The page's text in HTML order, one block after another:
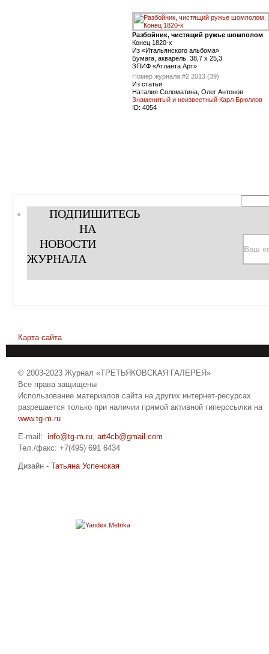
Разбойник, чистящий ружье шомполом
Конец 1820-х
Из «Итальянского альбома»
Бумага, акварель. 38,7 x 25,3
ЗПИФ «Атланта Арт»
Номер журнала:#2 2013 (39)
Из статьи:
Наталия Соломатина, Олег Антонов
Знаменитый и неизвестный Карл Брюллов
ID: 4054
ПОДПИШИТЕСЬ
НА
НОВОСТИ
ЖУРНАЛА
Карта сайта
© 2003-2023 Журнал «ТРЕТЬЯКОВСКАЯ ГАЛЕРЕЯ»
Все права защищены
Использование материалов сайта на других интернет-ресурсах
разрешается только при наличии прямой активной гиперссылки на
www.tg-m.ru
E-mail: info@tg-m.ru, art4cb@gmail.com
Тел./факс: +7(495) 691 6434
Дизайн - Татьяна Успенская